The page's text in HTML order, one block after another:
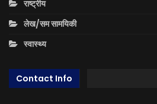
राष्ट्रीय
लेख/सम सामयिकी
स्वास्थ्य
Contact Info